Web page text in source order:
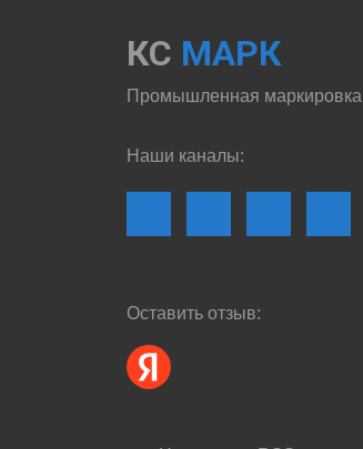
КС МАРК
Промышленная маркировка
Наши каналы:
Оставить отзыв: